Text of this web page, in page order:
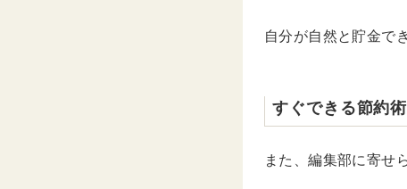
自分が自然と貯金で
すぐできる節約
また、編集部に寄せ